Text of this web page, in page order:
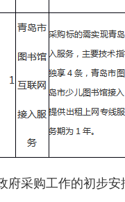
府采购工作的初步